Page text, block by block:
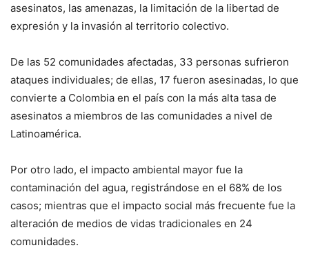
asesinatos, las amenazas, la limitación de la libertad de
expresión y la invasión al territorio colectivo.
De las 52 comunidades afectadas, 33 personas sufrieron
ataques individuales; de ellas, 17 fueron asesinadas, lo que
convierte a Colombia en el país con la más alta tasa de
asesinatos a miembros de las comunidades a nivel de
Latinoamérica.
Por otro lado, el impacto ambiental mayor fue la
contaminación del agua, registrándose en el 68% de los
casos; mientras que el impacto social más frecuente fue la
alteración de medios de vidas tradicionales en 24
comunidades.